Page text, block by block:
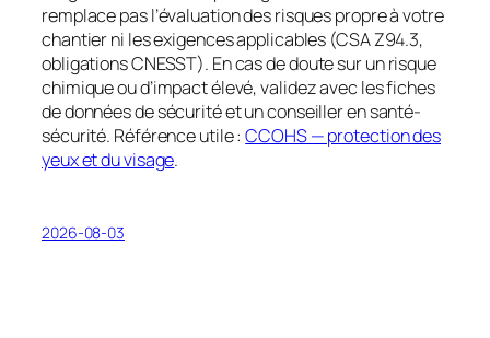
remplace pas l’évaluation des risques propre à votre
chantier ni les exigences applicables (CSA Z94.3,
obligations CNESST). En cas de doute sur un risque
chimique ou d’impact élevé, validez avec les fiches
de données de sécurité et un conseiller en santé-
sécurité. Référence utile :CCOHS — protection des
yeux et du visage.
2026-08-03